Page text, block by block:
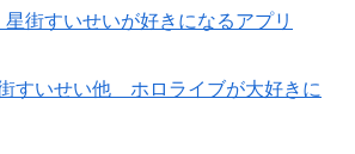
街すいせいが好きになるアプリ
すいせい他 ホロライブが大好きに